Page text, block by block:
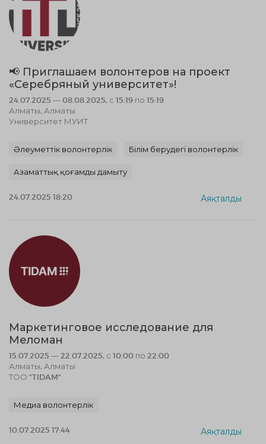
📢 Приглашаем волонтеров на проект
«Серебряный университет»!
24.07.2025 — 08.08.2025, с 15:19 по 15:19
Алматы, Алматы
Университет МУИТ
Әлеуметтік волонтерлік Білім берудегі волонтерлік
Азаматтық қоғамды дамыту
24.07.2025 18:20 Аяқталды
Маркетинговое исследование для
Меломан
15.07.2025 — 22.07.2025, с 10:00 по 22:00
Алматы, Алматы
ТОО "TIDAM"
Медиа волонтерлік
10.07.2025 17:44 Аяқталды